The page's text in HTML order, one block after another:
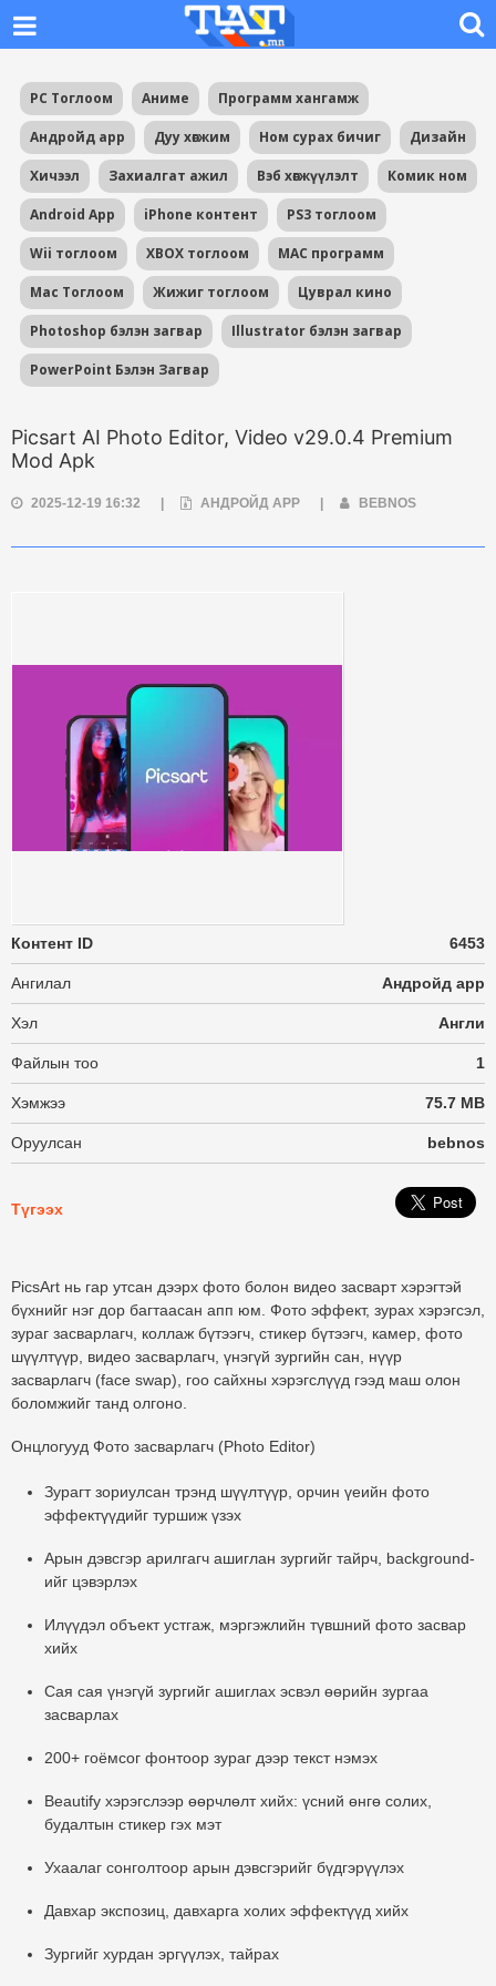
PC Тоглоом Аниме Программ хангамж
Андройд app Дуу хөгжим Ном сурах бичиг Дизайн
Хичээл Захиалгат ажил Вэб хөгжүүлэлт Комик ном
Android App iPhone контент PS3 тоглоом
Wii тоглоом XBOX тоглоом MAC программ
Mac Тоглоом Жижиг тоглоом Цуврал кино
Photoshop бэлэн загвар Illustrator бэлэн загвар
PowerPoint Бэлэн Загвар
Picsart AI Photo Editor, Video v29.0.4 Premium
Mod Apk
2025-12-19 16:32 АНДРОЙД APP BEBNOS
Контент ID 6453
Ангилал Андройд app
Хэл Англи
Файлын тоо 1
Хэмжээ 75.7 MB
Оруулсан bebnos
Түгээх
PicsArt нь гар утсан дээрх фото болон видео засварт хэрэгтэй
бүхнийг нэг дор багтаасан апп юм. Фото эффект, зурах хэрэгсэл,
зураг засварлагч, коллаж бүтээгч, стикер бүтээгч, камер, фото
шүүлтүүр, видео засварлагч, үнэгүй зургийн сан, нүүр
засварлагч (face swap), гоо сайхны хэрэгслүүд гээд маш олон
боломжийг танд олгоно.
Онцлогууд Фото засварлагч (Photo Editor)
Зурагт зориулсан трэнд шүүлтүүр, орчин үеийн фото
эффектүүдийг туршиж үзэх
Арын дэвсгэр арилгагч ашиглан зургийг тайрч, background-
ийг цэвэрлэх
Илүүдэл объект устгаж, мэргэжлийн түвшний фото засвар
хийх
Сая сая үнэгүй зургийг ашиглах эсвэл өөрийн зургаа
засварлах
200+ гоёмсог фонтоор зураг дээр текст нэмэх
Beautify хэрэгслээр өөрчлөлт хийх: үсний өнгө солих,
будалтын стикер гэх мэт
Ухаалаг сонголтоор арын дэвсгэрийг бүдгэрүүлэх
Давхар экспозиц, давхарга холих эффектүүд хийх
Зургийг хурдан эргүүлэх, тайрах